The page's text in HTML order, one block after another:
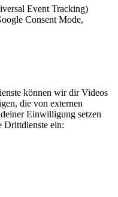
Event Tracking)
Consent Mode,
können wir dir Videos
die von externen
Einwilligung setzen
Drittdienste ein: